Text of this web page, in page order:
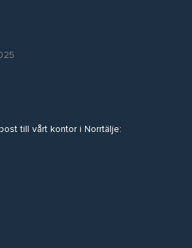
till vårt kontor i Norrtälje: